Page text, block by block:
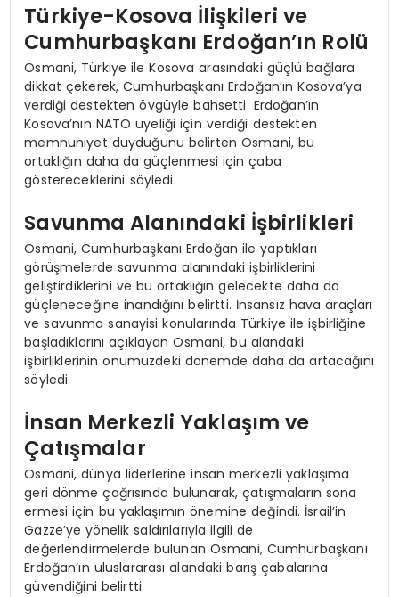
Türkiye-Kosova İlişkileri ve
Cumhurbaşkanı Erdoğan’ın Rolü
Osmani, Türkiye ile Kosova arasındaki güçlü bağlara
dikkat çekerek, Cumhurbaşkanı Erdoğan’ın Kosova’ya
verdiği destekten övgüyle bahsetti. Erdoğan’ın
Kosova’nın NATO üyeliği için verdiği destekten
memnuniyet duyduğunu belirten Osmani, bu
ortaklığın daha da güçlenmesi için çaba
göstereceklerini söyledi.
Savunma Alanındaki İşbirlikleri
Osmani, Cumhurbaşkanı Erdoğan ile yaptıkları
görüşmelerde savunma alanındaki işbirliklerini
geliştirdiklerini ve bu ortaklığın gelecekte daha da
güçleneceğine inandığını belirtti. İnsansız hava araçları
ve savunma sanayisi konularında Türkiye ile işbirliğine
başladıklarını açıklayan Osmani, bu alandaki
işbirliklerinin önümüzdeki dönemde daha da artacağını
söyledi.
İnsan Merkezli Yaklaşım ve
Çatışmalar
Osmani, dünya liderlerine insan merkezli yaklaşıma
geri dönme çağrısında bulunarak, çatışmaların sona
ermesi için bu yaklaşımın önemine değindi. İsrail’in
Gazze’ye yönelik saldırılarıyla ilgili de
değerlendirmelerde bulunan Osmani, Cumhurbaşkanı
Erdoğan’ın uluslararası alandaki barış çabalarına
güvendiğini belirtti.